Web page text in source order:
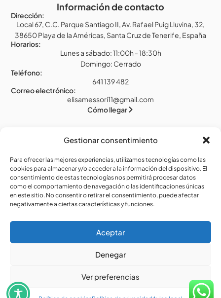
Gestionar consentimiento
Para ofrecer las mejores experiencias, utilizamos tecnologías como las
cookies para almacenar y/o acceder a la información del dispositivo. El
consentimiento de estas tecnologías nos permitirá procesar datos
como el comportamiento de navegación o las identificaciones únicas
en este sitio. No consentir o retirar el consentimiento, puede afectar
negativamente a ciertas características y funciones.
Aceptar
Denegar
Ver preferencias
Información de contacto
Dirección:
Local 67, C.C. Parque Santiago II, Av. Rafael Puig Lluvina, 32,
38650 Playa de la Américas, Santa Cruz de Tenerife, España
Horarios:
Lunes a sábado: 11:00h - 18:30h
Domingo: Cerrado
Teléfono:
641 139 482
Correo electrónico:
elisamessori11@gmail.com
Cómo llegar
Legal
Aviso legal
Política de privacidad
Política de cookies (UE)